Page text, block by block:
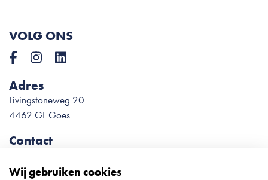
this
field
empty.
VOLG ONS
Adres
Livingstoneweg 20
4462 GL Goes
Contact
info@meliesteglas.nl
Wij gebruiken cookies